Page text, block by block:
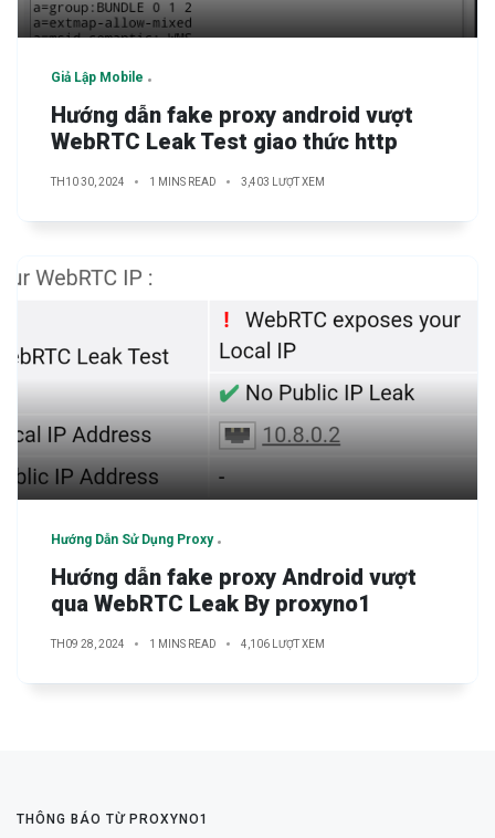
Giả Lập Mobile
Hướng dẫn fake proxy android vượt
WebRTC Leak Test giao thức http
TH10 30, 2024 1 MINS READ 3,403 LƯỢT XEM
Hướng Dẫn Sử Dụng Proxy
Hướng dẫn fake proxy Android vượt
qua WebRTC Leak By proxyno1
TH09 28, 2024 1 MINS READ 4,106 LƯỢT XEM
THÔNG BÁO TỪ PROXYNO1